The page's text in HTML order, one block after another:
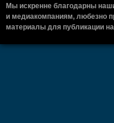
Мы искренне благодарны
и медиакомпаниям, любезно
материалы для публикации